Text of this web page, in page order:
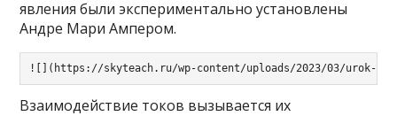
явления были экспериментально установлены
Андре Мари Ампером.
![](https://skyteach.ru/wp-content/uploads/2023/03/urok-
Взаимодействие токов вызывается их